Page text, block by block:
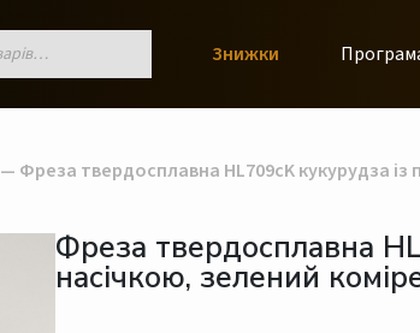
Знижки
— Фреза твердосплавна HL709cK кукурудза
Фреза твердосплавна
насічкою, зелений